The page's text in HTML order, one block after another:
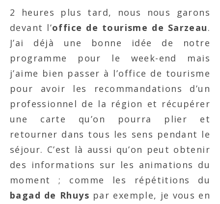
2 heures plus tard, nous nous garons
devant l’office de tourisme de Sarzeau.
J’ai déjà une bonne idée de notre
programme pour le week-end mais
j’aime bien passer à l’office de tourisme
pour avoir les recommandations d’un
professionnel de la région et récupérer
une carte qu’on pourra plier et
retourner dans tous les sens pendant le
séjour. C’est là aussi qu’on peut obtenir
des informations sur les animations du
moment ; comme les répétitions du
bagad de Rhuys par exemple, je vous en